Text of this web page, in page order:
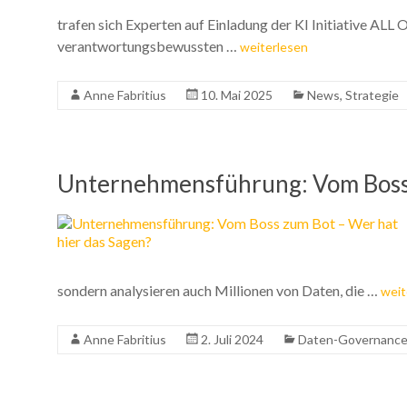
trafen sich Experten auf Einladung der KI Initiative ALL
verantwortungsbewussten … weiterlesen
Anne Fabritius 10. Mai 2025 News, Strategie
Unternehmensführung: Vom
sondern analysieren auch Millionen von Daten, die …
Anne Fabritius 2. Juli 2024 Daten-Governance